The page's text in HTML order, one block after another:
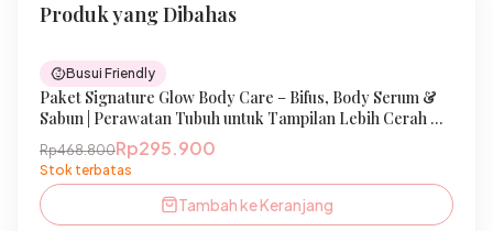
Produk yang Dibahas
New
Busui Friendly
Paket Signature Glow Body Care – Bifus, Body Serum &
Sabun | Perawatan Tubuh untuk Tampilan Lebih Cerah &
Sehat, Kulit Terasa Bersih & Terawat | IBELLE SKIN
Rp468.800Rp295.900
Stok terbatas
Tambah ke Keranjang